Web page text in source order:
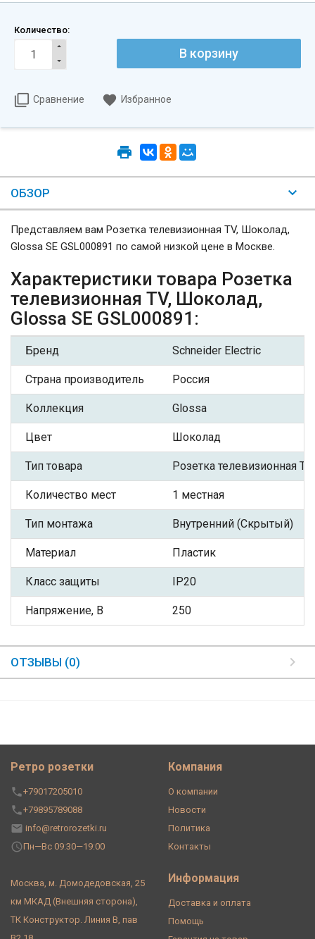
Количество:
Сравнение Избранное
ОБЗОР
Представляем вам Розетка телевизионная TV, Шоколад,
Glossa SE GSL000891 по самой низкой цене в Москве.
Характеристики товара Розетка
телевизионная TV, Шоколад,
Glossa SE GSL000891:
Бренд Schneider Electric
Страна производитель Россия
Коллекция Glossa
Цвет Шоколад
Тип товара Розетка телевизионная
Количество мест 1 местная
Тип монтажа Внутренний (Скрытый)
Материал Пластик
Класс защиты IP20
Напряжение, В 250
ОТЗЫВЫ (0)
Ретро розетки
+79017205010
+79895789088
info@retrorozetki.ru
Пн—Вс 09:30—19:00
Москва, м. Домодедовская, 25
км МКАД (Внешняя сторона),
ТК Конструктор. Линия В, пав
Компания
О компании
Новости
Политика
Контакты
Информация
Доставка и оплата
Помощь